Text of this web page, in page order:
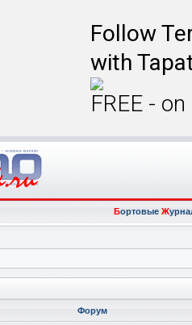
Follow
with
FREE -
БортовыеЖ
Форум